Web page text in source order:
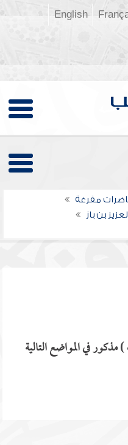
English
مفرغة
بن باز
في المواضع التالية